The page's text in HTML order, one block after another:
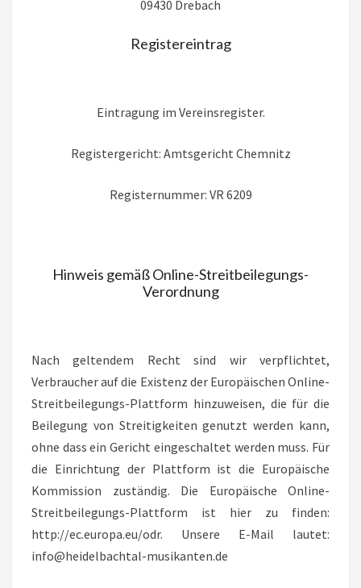
09430 Drebach
Registereintrag
Eintragung im Vereinsregister.
Registergericht: Amtsgericht Chemnitz
Registernummer: VR 6209
Hinweis gemäß Online-Streitbeilegungs-
Verordnung
Nach geltendem Recht sind wir verpflichtet,
Verbraucher auf die Existenz der Europäischen Online-
Streitbeilegungs-Plattform hinzuweisen, die für die
Beilegung von Streitigkeiten genutzt werden kann,
ohne dass ein Gericht eingeschaltet werden muss. Für
die Einrichtung der Plattform ist die Europäische
Kommission zuständig. Die Europäische Online-
Streitbeilegungs-Plattform ist hier zu finden:
http://ec.europa.eu/odr. Unsere E-Mail lautet:
info@heidelbachtal-musikanten.de